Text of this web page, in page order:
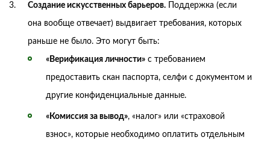
Создание искусственных барьеров. Поддержка (если
она вообще отвечает) выдвигает требования, которых
раньше не было. Это могут быть:
«Верификация личности» с требованием
предоставить скан паспорта, селфи с документом и
другие конфиденциальные данные.
«Комиссия за вывод», «налог» или «страховой
взнос», которые необходимо оплатить отдельным